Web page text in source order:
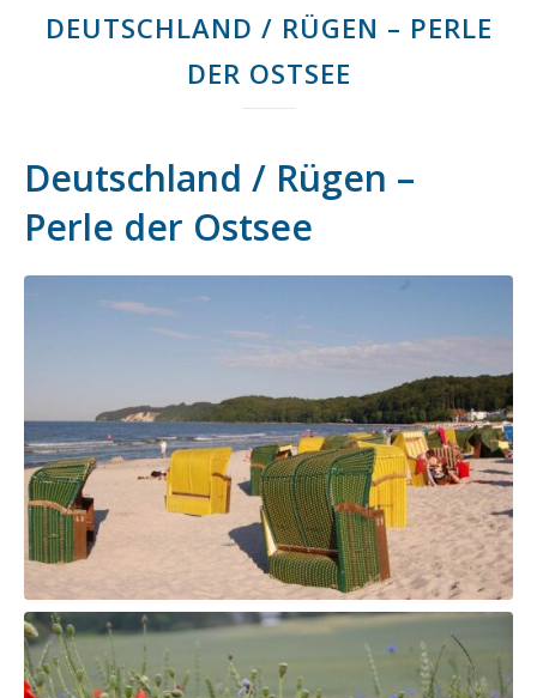
DEUTSCHLAND / RÜGEN – PERLE
DER OSTSEE
Deutschland / Rügen –
Perle der Ostsee